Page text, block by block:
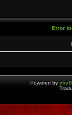
Error
Powered by